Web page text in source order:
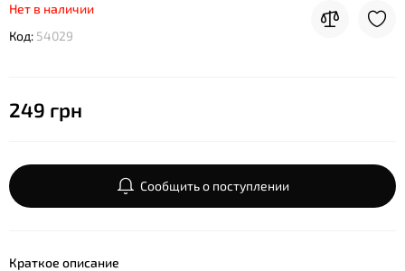
Нет в наличии
Код: 54029
249 грн
Сообщить о поступлении
Краткое описание